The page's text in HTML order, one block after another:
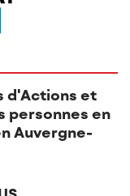
d'Actions et
personnes en
Auvergne-